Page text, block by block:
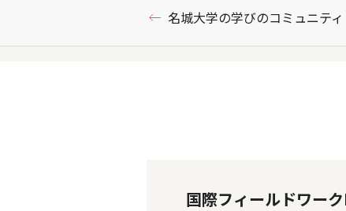
名城大学の学びのコミュニティ
国際フィールドワークI